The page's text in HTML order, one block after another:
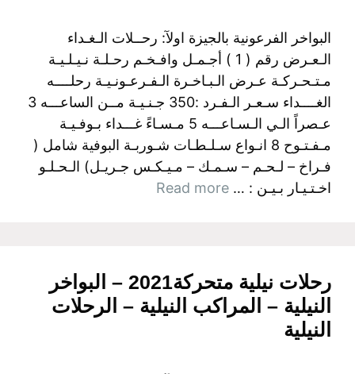
البواخر الفرعونية بالجيزة اولآ: رحــلات الـغـداء
الـعـرض رقم ( 1 ) أجـمـل وافـخـم رحـلـة نـيـلـيـة
مـتـحـركـة عـرض الـبـاخـرة الـفـرعـونـيـة رحلــــه
الغــــداء سـعـر الـفـرد :350 جـنـيـة مــن الساعـــه 3
عـصراً الـي الـسـاعـــه 5 مـسـاءً غـــداء بـوفـيـة
مـفـتـوح 8 انـواع سـلـطـات شـوربـة البوفية شامل (
فـراخ – لـحـم – سـمـك – مـيـكـس جـريـل) الـحـلـو
اخـتـيـار بـيـن : … Read more
رحلات نيلية متحركة2021 – البواخر
النيلية – المراكب النيلية – الرحلات
النيلية